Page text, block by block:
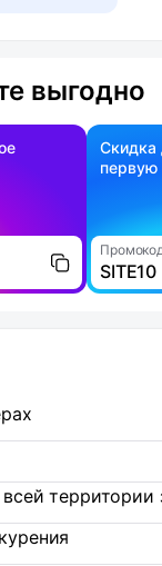
выгодно
Скидка
первую
SITE10
всей территории